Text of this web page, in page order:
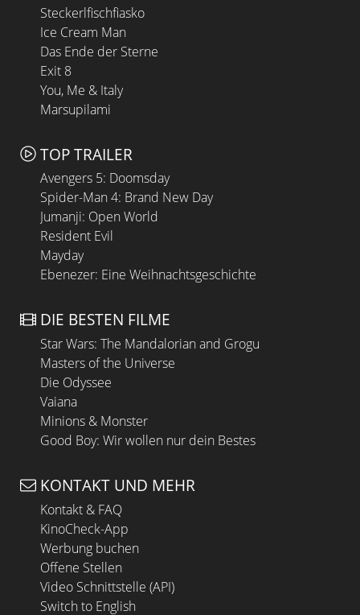
Steckerlfischfiasko
Ice Cream Man
Das Ende der Sterne
Exit 8
You, Me & Italy
Marsupilami
TOP TRAILER
Avengers 5: Doomsday
Spider-Man 4: Brand New Day
Jumanji: Open World
Resident Evil
Mayday
Ebenezer: Eine Weihnachtsgeschichte
DIE BESTEN FILME
Star Wars: The Mandalorian and Grogu
Masters of the Universe
Die Odyssee
Vaiana
Minions & Monster
Good Boy: Wir wollen nur dein Bestes
KONTAKT UND MEHR
Kontakt & FAQ
KinoCheck-App
Werbung buchen
Offene Stellen
Video Schnittstelle (API)
Switch to English